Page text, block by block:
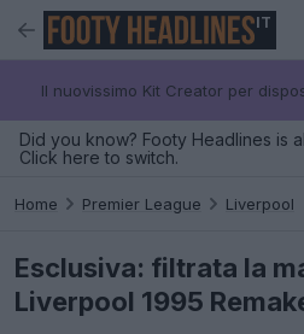
IT
Il nuovissimo Kit Creator per
Did you know? Footy Headlines is
Click here to switch.
Home Premier League Liverpool
Esclusiva: filtrata la
Liverpool 1995